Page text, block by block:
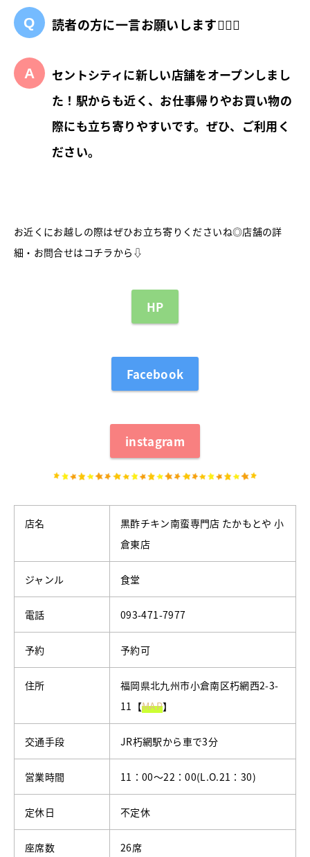
読者の方に一言お願いします💁🏻‍♂️
セントシティに新しい店舗をオープンしまし
た！駅からも近く、お仕事帰りやお買い物の
際にも立ち寄りやすいです。ぜひ、ご利用く
ださい。
お近くにお越しの際はぜひお立ち寄りくださいね◎店舗の詳
細・お問合せはコチラから⇩
HP
Facebook
instagram
店名
黒酢チキン南蛮専門店 たかもとや 小
倉東店
ジャンル 食堂
電話 093-471-7977
予約 予約可
住所
福岡県北九州市小倉南区朽網西2-3-
11【MAP】
交通手段 JR朽網駅から車で3分
営業時間 11：00～22：00(L.O.21：30)
定休日 不定休
座席数 26席